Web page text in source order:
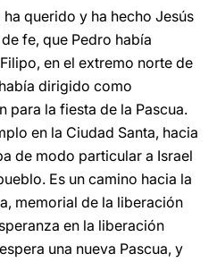
querido y ha hecho Jesús
fe, que Pedro había
en el extremo norte de
dirigido como
para la fiesta de la Pascua.
en la Ciudad Santa, hacia
de modo particular a Israel
Es un camino hacia la
memorial de la liberación
en la liberación
una nueva Pascua, y